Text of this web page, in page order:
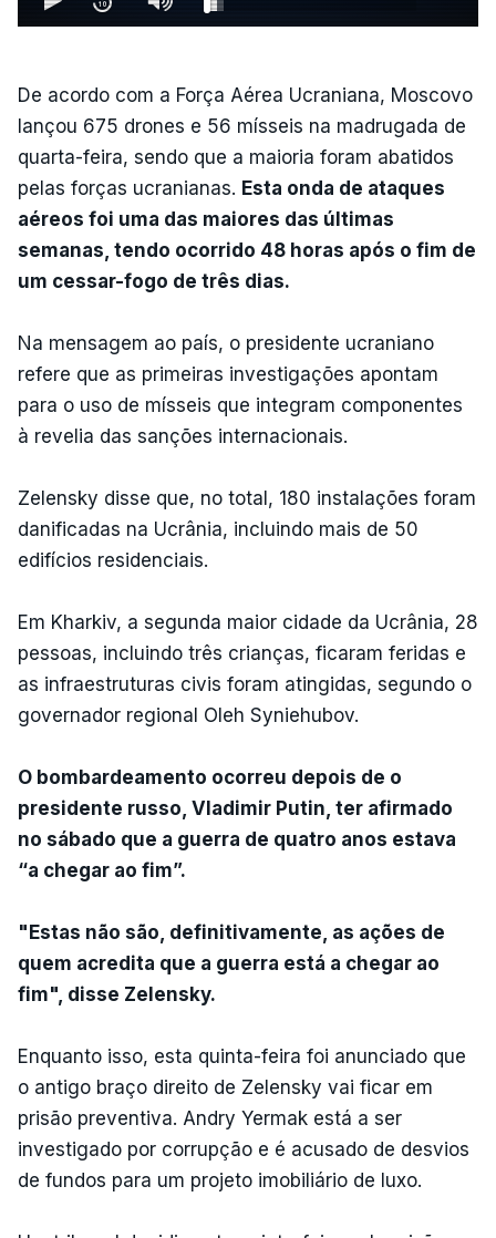
De acordo com a Força Aérea Ucraniana, Moscovo
lançou 675 drones e 56 mísseis na madrugada de
quarta-feira, sendo que a maioria foram abatidos
pelas forças ucranianas. Esta onda de ataques
aéreos foi uma das maiores das últimas
semanas, tendo ocorrido 48 horas após o fim de
um cessar-fogo de três dias.
Na mensagem ao país, o presidente ucraniano
refere que as primeiras investigações apontam
para o uso de mísseis que integram componentes
à revelia das sanções internacionais.
Zelensky disse que, no total, 180 instalações foram
danificadas na Ucrânia, incluindo mais de 50
edifícios residenciais.
Em Kharkiv, a segunda maior cidade da Ucrânia, 28
pessoas, incluindo três crianças, ficaram feridas e
as infraestruturas civis foram atingidas, segundo o
governador regional Oleh Syniehubov.
O bombardeamento ocorreu depois de o
presidente russo, Vladimir Putin, ter afirmado
no sábado que a guerra de quatro anos estava
“a chegar ao fim”.
"Estas não são, definitivamente, as ações de
quem acredita que a guerra está a chegar ao
fim", disse Zelensky.
Enquanto isso, esta quinta-feira foi anunciado que
o antigo braço direito de Zelensky vai ficar em
prisão preventiva. Andry Yermak está a ser
investigado por corrupção e é acusado de desvios
de fundos para um projeto imobiliário de luxo.